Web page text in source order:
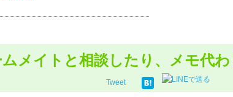
メイトと相談したり、メモ代わ
Tweet